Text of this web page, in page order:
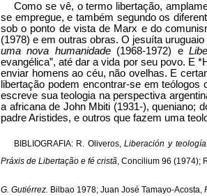
Como se vê, o termo libertação,
se empregue, e também segundo os
sob o ponto de vista de Marx e do
(1978) e em outras obras. O jesuíta
uma nova humanidade(1968-1972) e
evangélica”, até dar a vida por seu povo. E
enviar homens ao céu, não ove­lhas. E
libertação podem encontrar-se em
escreve sua teologia na perspectiva
a africana de John Mbiti (1931-), queniano;
padre Aristides, e outros que fazem uma
BIBLIOGRAFIA: R. Oliveros,Liberación y
Práxis de Libertação e fé cristã, Concilium 96 (1974);
G. Gutiérrez. Bilbao 1978; Juan José Tamayo-Acosta,